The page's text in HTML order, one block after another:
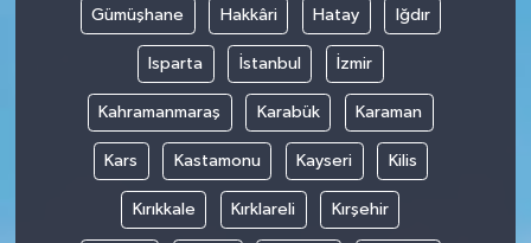
Gümüşhane Hakkâri Hatay Iğdır
Isparta İstanbul İzmir
Kahramanmaraş Karabük Karaman
Kars Kastamonu Kayseri Kilis
Kırıkkale Kırklareli Kırşehir